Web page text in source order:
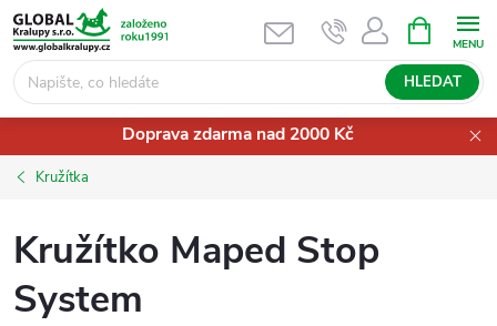
Přejít
na
obsah
HLEDAT
NÁKUPNÍ
KOŠÍK
Doprava zdarma nad 2000 Kč
Kružítka
Kružítko Maped Stop
System